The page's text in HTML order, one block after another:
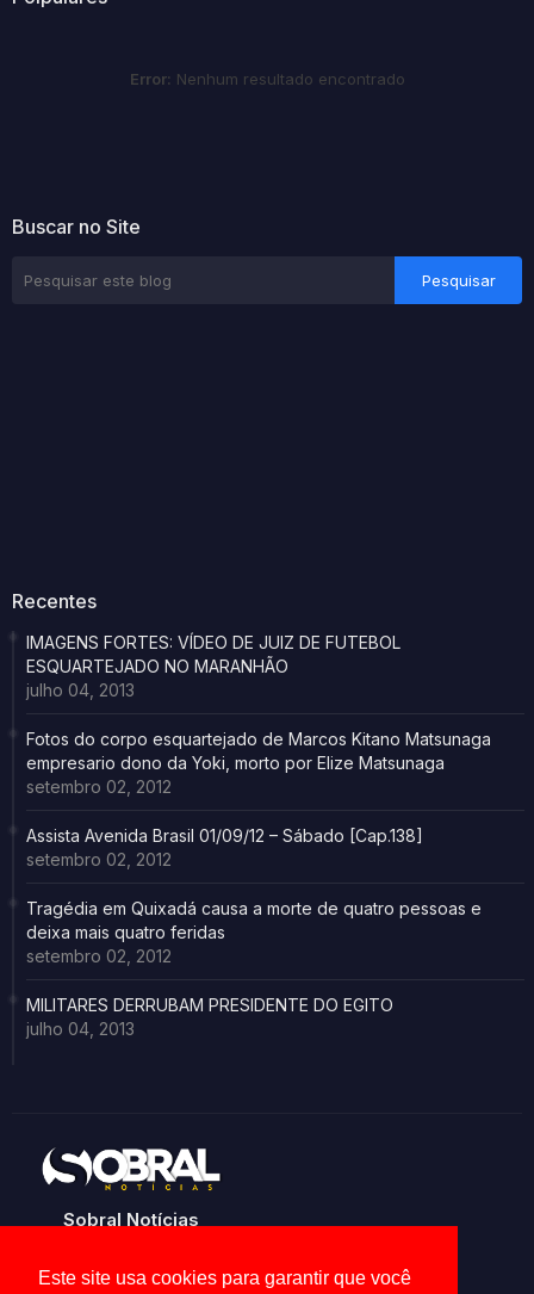
Este site usa cookies para garantir que você
Error: Nenhum resultado encontrado
Buscar no Site
Recentes
IMAGENS FORTES: VÍDEO DE JUIZ DE FUTEBOL
ESQUARTEJADO NO MARANHÃO
julho 04, 2013
Fotos do corpo esquartejado de Marcos Kitano Matsunaga
empresario dono da Yoki, morto por Elize Matsunaga
setembro 02, 2012
Assista Avenida Brasil 01/09/12 – Sábado [Cap.138]
setembro 02, 2012
Tragédia em Quixadá causa a morte de quatro pessoas e
deixa mais quatro feridas
setembro 02, 2012
MILITARES DERRUBAM PRESIDENTE DO EGITO
julho 04, 2013
Sobral Notícias